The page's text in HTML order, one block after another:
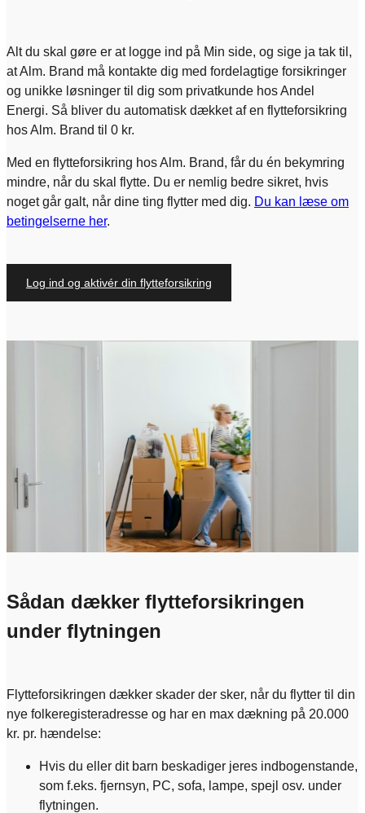
Alt du skal gøre er at logge ind på Min side, og sige ja tak til,
at Alm. Brand må kontakte dig med fordelagtige forsikringer
og unikke løsninger til dig som privatkunde hos Andel
Energi. Så bliver du automatisk dækket af en flytteforsikring
hos Alm. Brand til 0 kr.​
Med en flytteforsikring hos Alm. Brand, får du én bekymring
mindre, når du skal flytte. Du er nemlig bedre sikret, hvis
noget går galt, når dine ting flytter med dig. Du kan læse om
betingelserne her.
Log ind og aktivér din flytteforsikring
Sådan dækker flytteforsikringen
under flytningen
Flytteforsikringen dækker skader der sker, når du flytter til din
nye folkeregisteradresse og har en max dækning på 20.000
kr. pr. hændelse:​
Hvis du eller dit barn beskadiger jeres indbogenstande,
som f.eks. fjernsyn, PC, sofa, lampe, spejl osv. under
flytningen.